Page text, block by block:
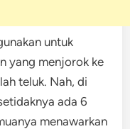
untuk
yang menjorok ke
teluk. Nah, di
ada 6
menawarkan